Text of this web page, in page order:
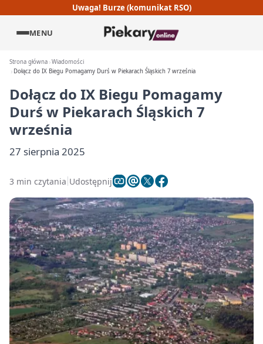
Uwaga! Burze (komunikat RSO)
MENU
Strona główna Wiadomości
Dołącz do IX Biegu Pomagamy Durś w Piekarach Śląskich 7 września
Dołącz do IX Biegu Pomagamy
Durś w Piekarach Śląskich 7
września
27 sierpnia 2025
3 min czytania Udostępnij